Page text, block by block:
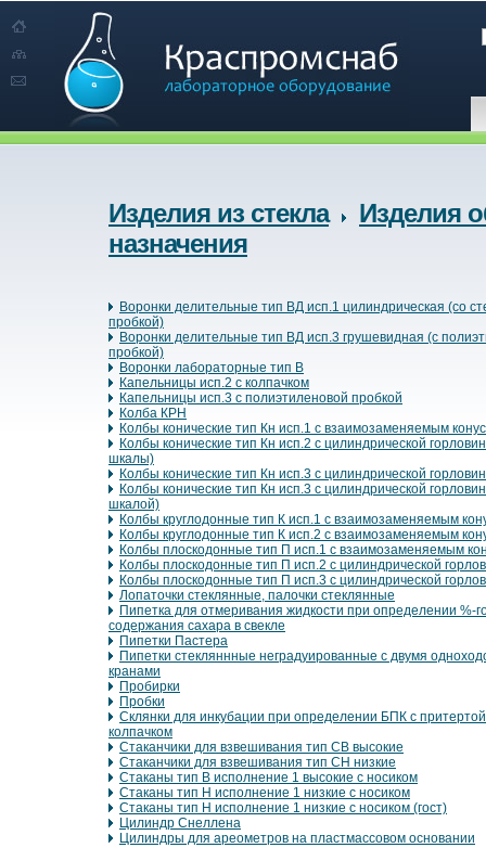
Изделия из стекла
Изделия
назначения
Воронки делительные тип ВД исп.1 цилиндрическая (со
пробкой)
Воронки делительные тип ВД исп.3 грушевидная (с
пробкой)
Воронки лабораторные тип В
Капельницы исп.2 с колпачком
Капельницы исп.3 с полиэтиленовой пробкой
Колба КРН
Колбы конические тип Кн исп.1 с взаимозаменяемым
Колбы конические тип Кн исп.2 с цилиндрической
шкалы)
Колбы конические тип Кн исп.3 с цилиндрической
Колбы конические тип Кн исп.3 с цилиндрической
шкалой)
Колбы круглодонные тип К исп.1 с взаимозаменяемым
Колбы круглодонные тип К исп.2 с взаимозаменяемым
Колбы плоскодонные тип П исп.1 с взаимозаменяемым
Колбы плоскодонные тип П исп.2 с цилиндрической
Колбы плоскодонные тип П исп.3 с цилиндрической
Лопаточки стеклянные, палочки стеклянные
Пипетка для отмеривания жидкости при определении %-
содержания сахара в свекле
Пипетки Пастера
Пипетки стекляннные неградуированные с двумя
кранами
Пробирки
Пробки
Склянки для инкубации при определении БПК с
колпачком
Стаканчики для взвешивания тип СВ высокие
Стаканчики для взвешивания тип СН низкие
Стаканы тип В исполнение 1 высокие с носиком
Стаканы тип Н исполнение 1 низкие с носиком
Стаканы тип Н исполнение 1 низкие с носиком (гост)
Цилиндр Снеллена
Цилиндры для ареометров на пластмассовом основании